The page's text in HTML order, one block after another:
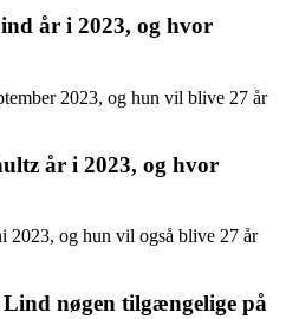
år i 2023, og hvor
2023, og hun vil blive 27 år
år i 2023, og hvor
2023, og hun vil også blive 27 år
nøgen tilgængelige på